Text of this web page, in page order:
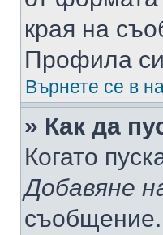
края на
Профила си
Върнете се в
» Как да
Когато
Добавяне